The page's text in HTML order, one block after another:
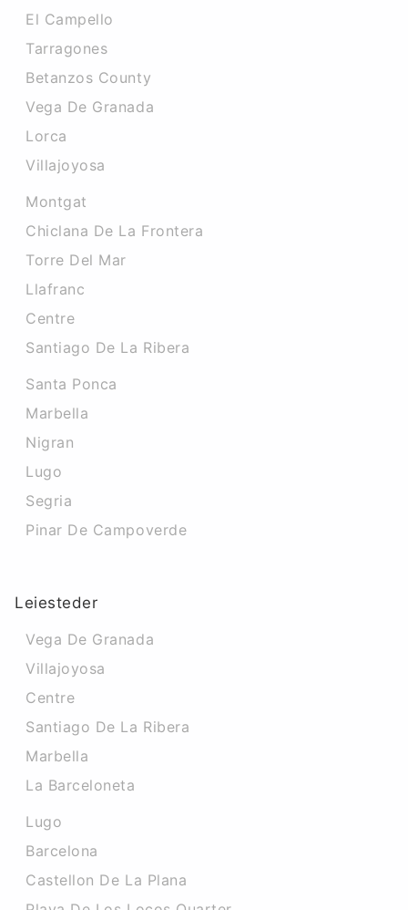
El Campello
Tarragones
Betanzos County
Vega De Granada
Lorca
Villajoyosa
Montgat
Chiclana De La Frontera
Torre Del Mar
Llafranc
Centre
Santiago De La Ribera
Santa Ponca
Marbella
Nigran
Lugo
Segria
Pinar De Campoverde
Leiesteder
Vega De Granada
Villajoyosa
Centre
Santiago De La Ribera
Marbella
La Barceloneta
Lugo
Barcelona
Castellon De La Plana